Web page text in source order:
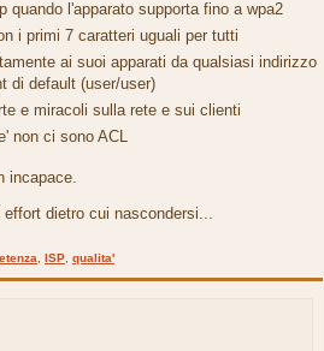
quando l'apparato supporta fino a wpa2
i primi 7 caratteri uguali per tutti
ai suoi apparati da qualsiasi indirizzo
di default (user/user)
e miracoli sulla rete e sui clienti
non ci sono ACL
incapace.
dietro cui nascondersi...
ISP qualita'